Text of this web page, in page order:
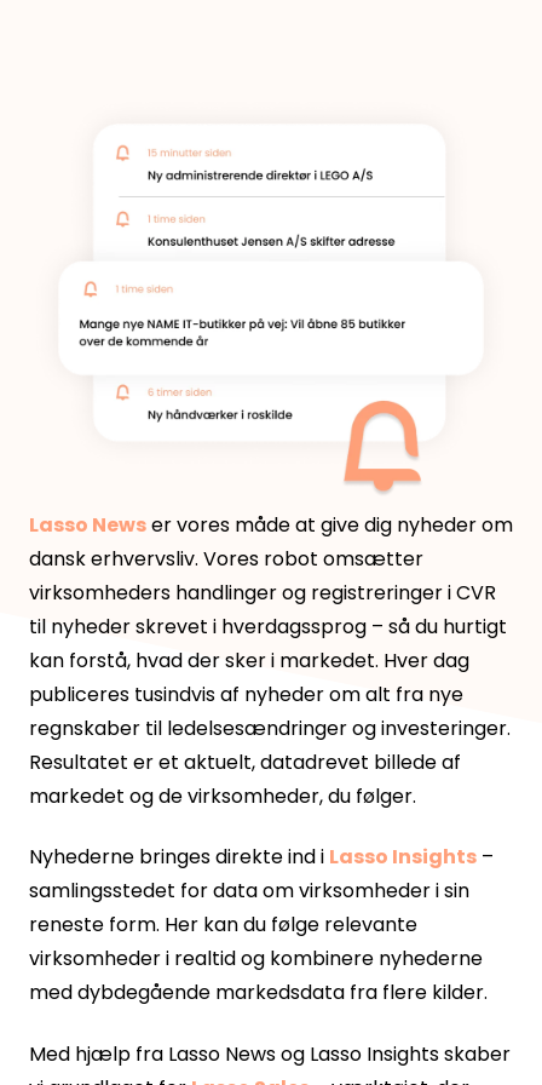
Lasso Newser vores måde at give dig nyheder om
dansk erhvervsliv. Vores robot omsætter
virksomheders handlinger og registreringer i CVR
til nyheder skrevet i hverdagssprog – så du hurtigt
kan forstå, hvad der sker i markedet. Hver dag
publiceres tusindvis af nyheder om alt fra nye
regnskaber til ledelsesændringer og investeringer.
Resultatet er et aktuelt, datadrevet billede af
markedet og de virksomheder, du følger.
Nyhederne bringes direkte ind i Lasso Insights –
samlingsstedet for data om virksomheder i sin
reneste form. Her kan du følge relevante
virksomheder i realtid og kombinere nyhederne
med dybdegående markedsdata fra flere kilder.
Med hjælp fra Lasso News og Lasso Insightsskaber